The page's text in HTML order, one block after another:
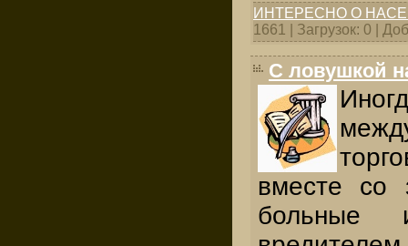
ИНТЕРЕСНО О
1661 | Загрузок: 0 |
С ловушкой
вместе со
больные